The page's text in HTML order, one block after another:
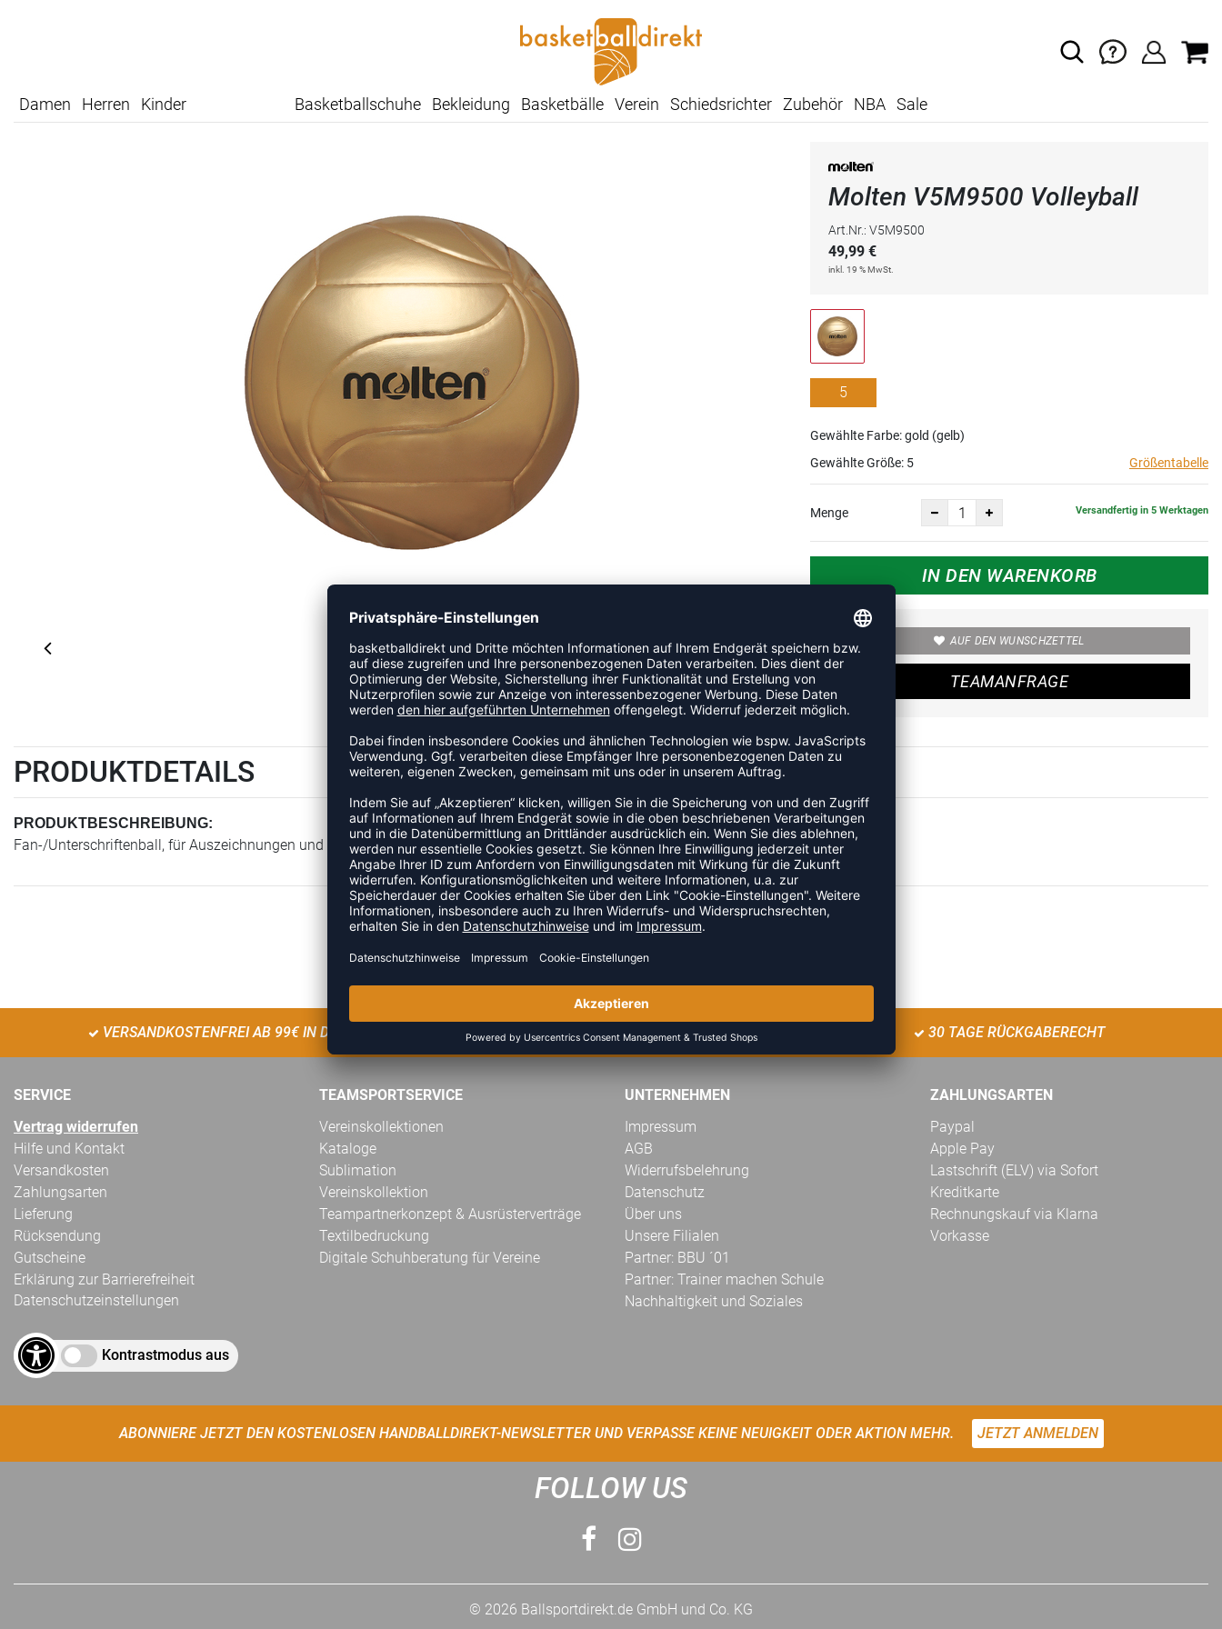
Damen Herren Kinder Basketballschuhe Bekleidung Basketbälle Verein Schiedsrichter Zubehör NBA Sale
Molten V5M9500 Volleyball
Art.Nr.: V5M9500
49,99 €
inkl. 19 % MwSt.
5
Gewählte Farbe: gold (gelb)
Gewählte Größe: 5 Größentabelle
Menge Versandfertig in 5 Werktagen
IN DEN WARENKORB
AUF DEN WUNSCHZETTEL
TEAMANFRAGE
PRODUKTDETAILS
PRODUKTBESCHREIBUNG:
Fan-/Unterschriftenball, für Auszeichnungen und Ehrungen, 12 Felder
ZULETZT ANGESEHEN
VERSANDKOSTENFREI AB 99€ IN DE GELD-ZURÜCK-GARANTIE 30 TAGE RÜCKGABERECHT
SERVICE
Vertrag widerrufen
Hilfe und Kontakt
Versandkosten
Zahlungsarten
Lieferung
Rücksendung
Gutscheine
Erklärung zur Barrierefreiheit
Datenschutzeinstellungen
Kontrastmodus aus
TEAMSPORTSERVICE
Vereinskollektionen
Kataloge
Sublimation
Vereinskollektion
Teampartnerkonzept & Ausrüsterverträge
Textilbedruckung
Digitale Schuhberatung für Vereine
UNTERNEHMEN
Impressum
AGB
Widerrufsbelehrung
Datenschutz
Über uns
Unsere Filialen
Partner: BBU ´01
Partner: Trainer machen Schule
Nachhaltigkeit und Soziales
ZAHLUNGSARTEN
Paypal
Apple Pay
Lastschrift (ELV) via Sofort
Kreditkarte
Rechnungskauf via Klarna
Vorkasse
ABONNIERE JETZT DEN KOSTENLOSEN HANDBALLDIREKT-NEWSLETTER UND VERPASSE KEINE NEUIGKEIT ODER AKTION MEHR. JETZT ANMELDEN
FOLLOW US
© 2026 Ballsportdirekt.de GmbH und Co. KG